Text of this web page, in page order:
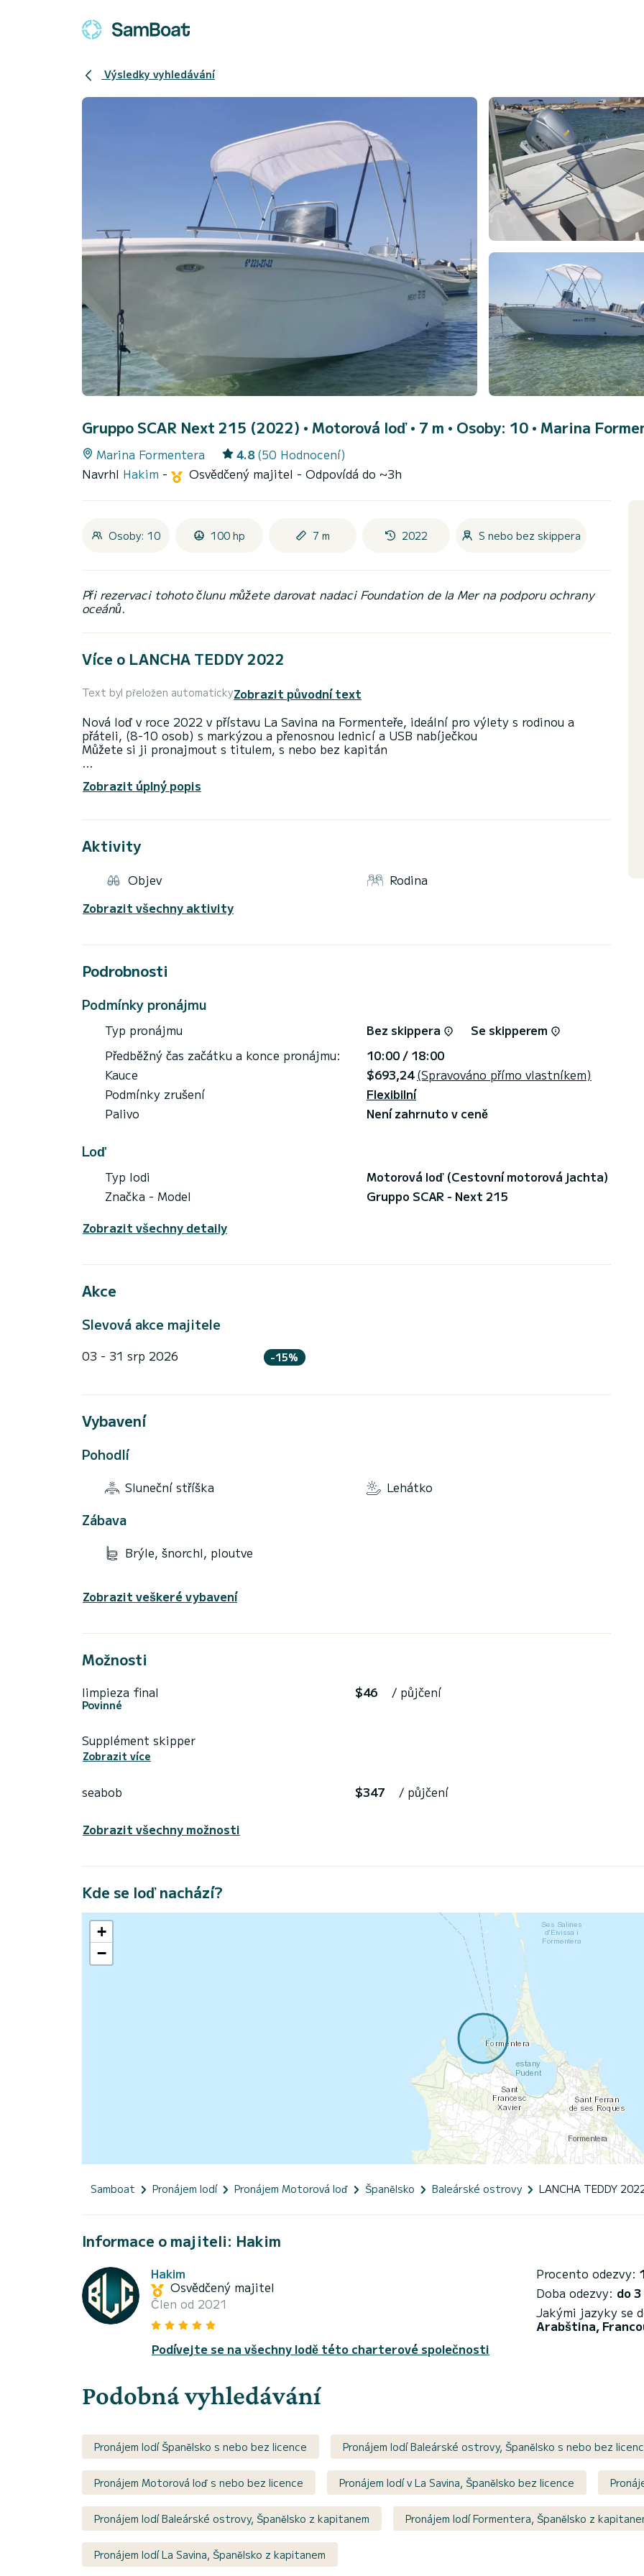
Výsledky vyhledávání
Gruppo SCAR Next 215 (2022) • Motorová loď • 7 m • Osoby: 10 • Marina
Marina Formentera 4.8 (50 Hodnocení)
Navrhl Hakim - Osvědčený majitel - Odpovídá do ~3h
Osoby: 10 100 hp 7 m 2022 S nebo bez skippera
Při rezervaci tohoto člunu můžete darovat nadaci Foundation de la Mer na podporu ochrany
oceánů.
Více o LANCHA TEDDY 2022
Text byl přeložen automatickyZobrazit původní text
Nová loď v roce 2022 v přístavu La Savina na Formenteře, ideální pro výlety s rodinou a
přáteli, (8-10 osob) s markýzou a přenosnou lednicí a USB nabíječkou
Můžete si ji pronajmout s titulem, s nebo bez kapitán
můžete užít jen s pronájmem malého člunu. jiné, které dodá vaší dovolené magický nádech.
Máme kancelář v přístavu La Savina, pokud máte nějaké dotazy, můžete navštívit naše
Zobrazit úplný popis
Aktivity
Objev
Rodina
Zobrazit všechny aktivity
Podrobnosti
Podmínky pronájmu
Typ pronájmu Bez skippera
Se skipperem
Předběžný čas začátku a konce pronájmu:
10:00 / 18:00
Kauce
$693,24(Spravováno přímo vlastníkem)
Podmínky zrušení
Flexibilní
Palivo
Není zahrnuto v ceně
Loď
Typ lodi
Motorová loď (Cestovní motorová jachta)
Značka - Model
Gruppo SCAR - Next 215
Zobrazit všechny detaily
Akce
Slevová akce majitele
03 - 31 srp 2026 -15%
Vybavení
Pohodlí
Sluneční stříška Lehátko
Zábava
Brýle, šnorchl, ploutve
Zobrazit veškeré vybavení
Možnosti
limpieza final
Povinné
$46 / půjčení
Supplément skipper
Zobrazit více
seabob $347 / půjčení
Zobrazit všechny možnosti
Kde se loď nachází?
+
−
Samboat Pronájem lodí Pronájem Motorová loď Španělsko Baleárské ostrovy LANCHA TEDDY
Informace o majiteli: Hakim
Hakim
Osvědčený majitel
Člen od 2021
Podívejte se na všechny lodě této charterové společnosti
Procento odezvy:
Doba odezvy: do
Jakými jazyky se
Arabština,
Podobná vyhledávání
Pronájem lodí Španělsko s nebo bez licence Pronájem lodí Baleárské ostrovy, Španělsko s nebo bez
Pronájem Motorová loď s nebo bez licence Pronájem lodí v La Savina, Španělsko bez licence
Pronájem lodí Baleárské ostrovy, Španělsko z kapitanem Pronájem lodí Formentera, Španělsko z
Pronájem lodí La Savina, Španělsko z kapitanem